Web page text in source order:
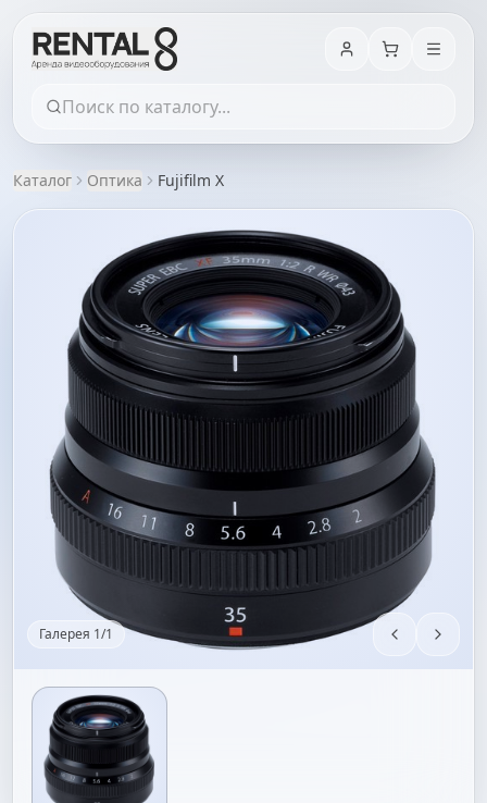
Каталог Оптика Fujifilm X
Галерея 1/1